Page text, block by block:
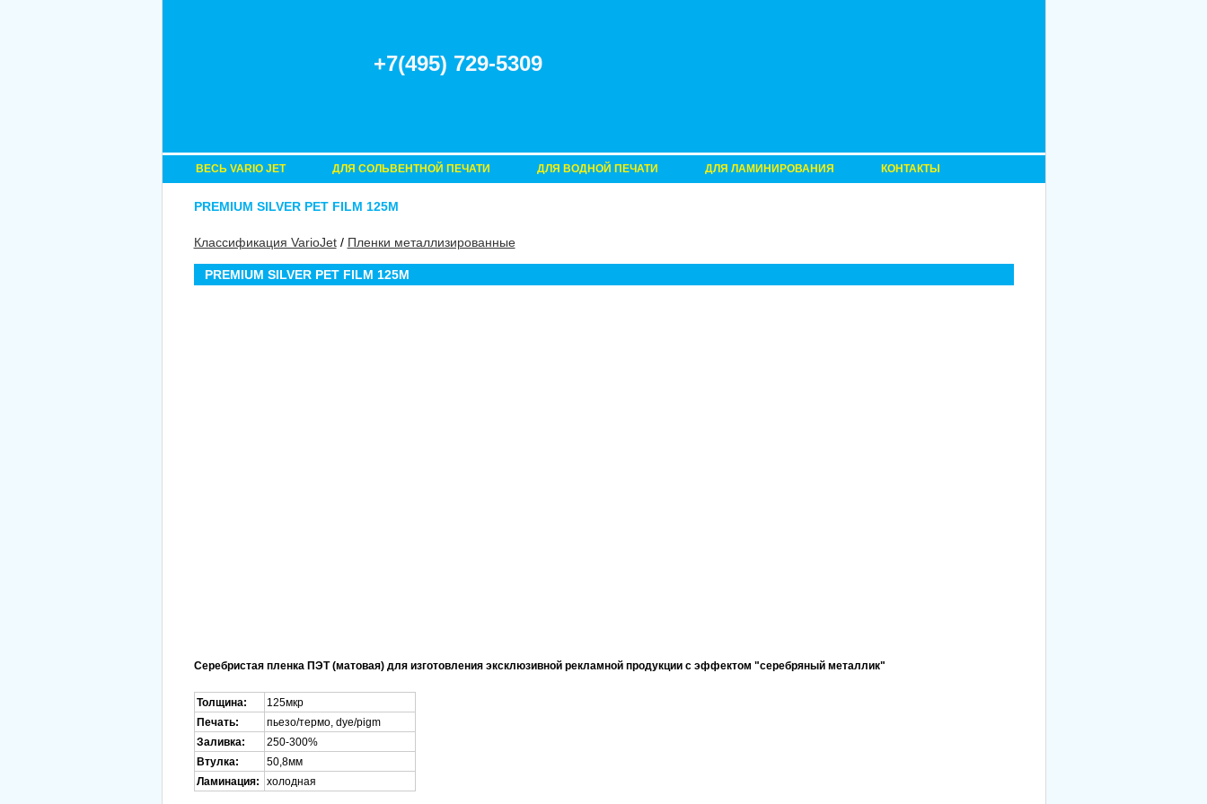
+7(495) 729-5309
ВЕСЬ VARIO JET ДЛЯ СОЛЬВЕНТНОЙ ПЕЧАТИ ДЛЯ ВОДНОЙ ПЕЧАТИ ДЛЯ ЛАМИНИРОВАНИЯ КОНТАКТЫ
PREMIUM SILVER PET FILM 125M
Классификация VarioJet/ Пленки металлизированные
PREMIUM SILVER PET FILM 125M
Серебристая пленка ПЭТ (матовая) для изготовления эксклюзивной рекламной продукции с эффектом "серебряный металлик"
Толщина:
125мкр
Печать:
пьезо/термо, dye/pigm
Заливка:
250-300%
Втулка:
50,8мм
Ламинация:
холодная